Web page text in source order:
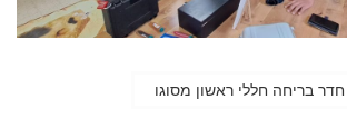
חדר בריחה חללי ראשון מסוגו